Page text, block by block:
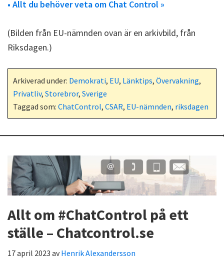
• Allt du behöver veta om Chat Control »
(Bilden från EU-nämnden ovan är en arkivbild, från
Riksdagen.)
Arkiverad under: Demokrati, EU, Länktips, Övervakning,
Privatliv, Storebror, Sverige
Taggad som: ChatControl, CSAR, EU-nämnden, riksdagen
Allt om #ChatControl på ett
ställe – Chatcontrol.se
17 april 2023 avHenrik Alexandersson